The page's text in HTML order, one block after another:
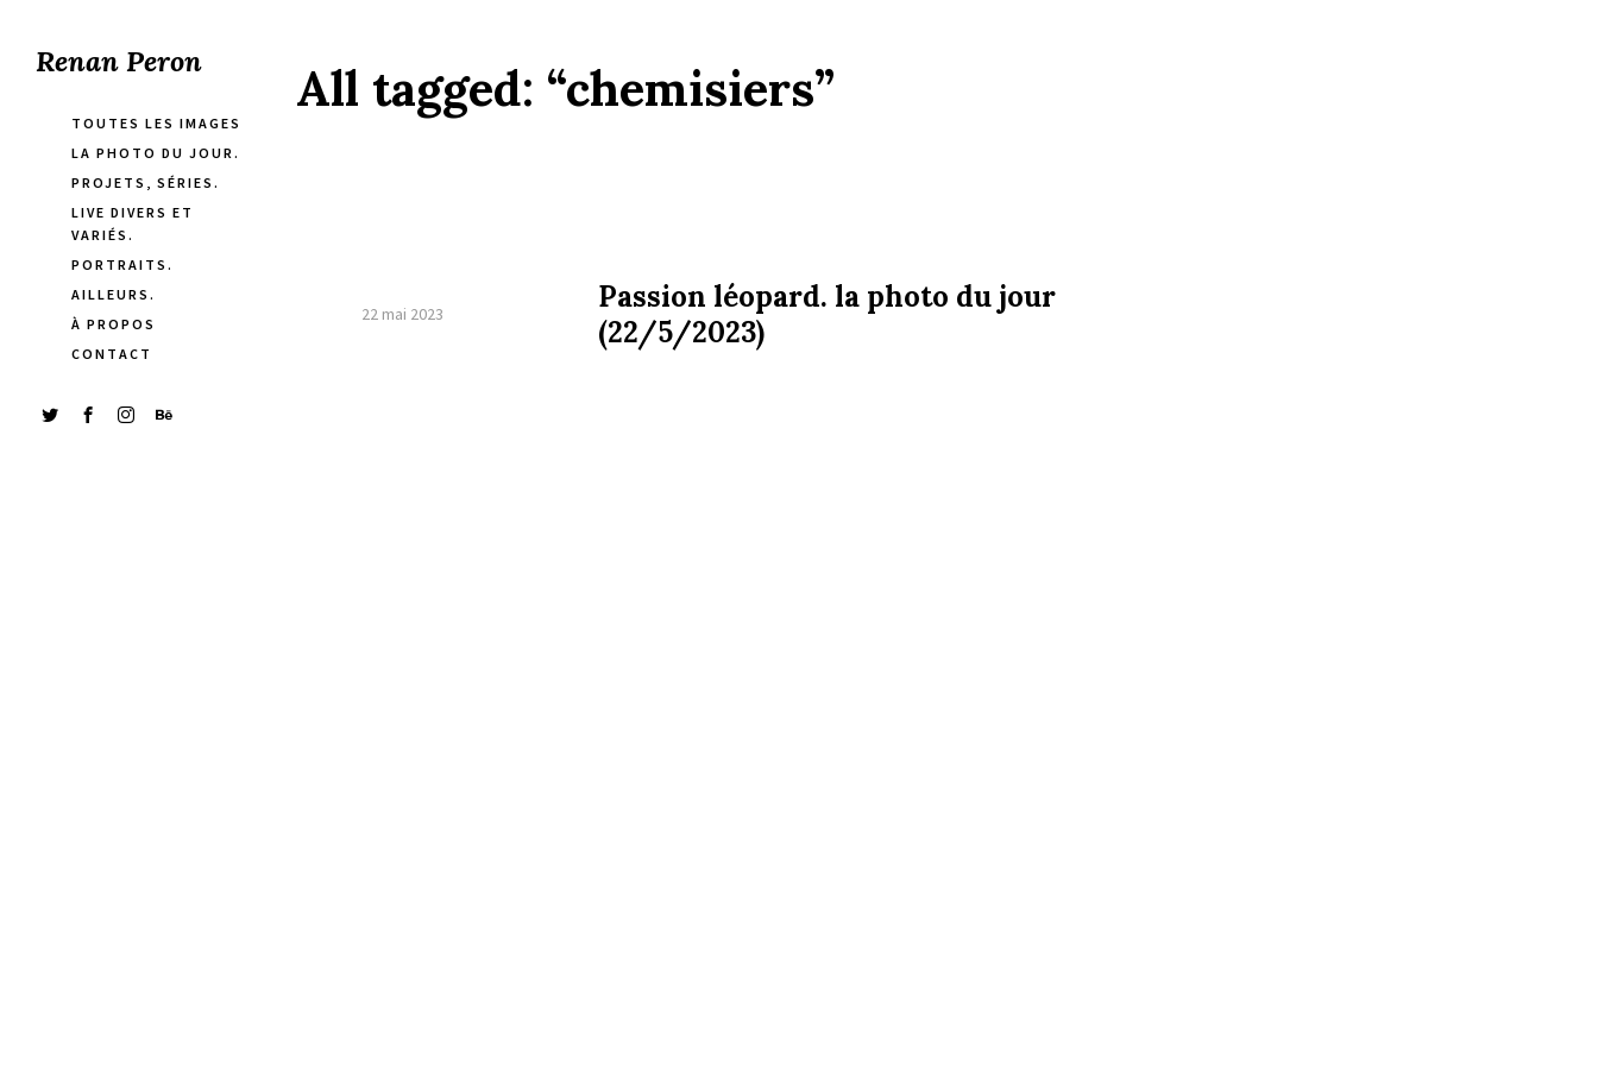
Renan Peron
TOUTES LES IMAGES
LA PHOTO DU JOUR.
PROJETS, SÉRIES.
LIVE DIVERS ET
VARIÉS.
PORTRAITS.
AILLEURS.
À PROPOS
CONTACT
All tagged: “chemisiers”
22 mai 2023
Passion léopard. la photo du jour
(22/5/2023)